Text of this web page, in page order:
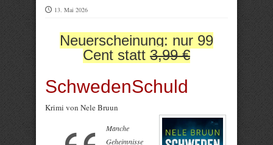
13. Mai 2026
Neuerscheinung: nur 99
Cent statt 3,99 €
SchwedenSchuld
Krimi von Nele Bruun
Manche
Geheimnisse